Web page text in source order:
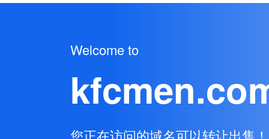
Welcome to
您正在访问的域名可以转让出售！